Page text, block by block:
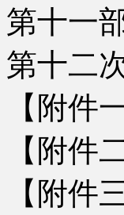
第十一
第十二
【附件
【附件
【附件